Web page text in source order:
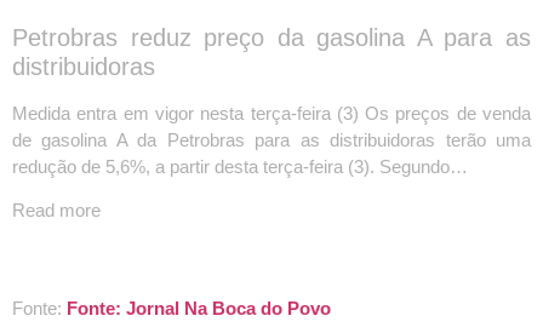
Petrobras reduz preço da gasolina A para as
distribuidoras
Medida entra em vigor nesta terça-feira (3) Os preços de venda
de gasolina A da Petrobras para as distribuidoras terão uma
redução de 5,6%, a partir desta terça-feira (3). Segundo…
Read more
Fonte: Fonte: Jornal Na Boca do Povo